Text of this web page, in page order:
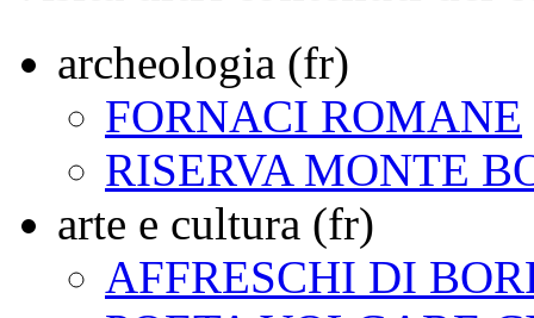
archeologia (fr)
FORNACI ROMANE
RISERVA MONTE
arte e cultura (fr)
AFFRESCHI DI